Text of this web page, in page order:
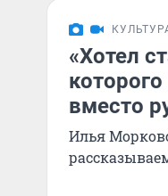
«Хотел
вместо
Илья